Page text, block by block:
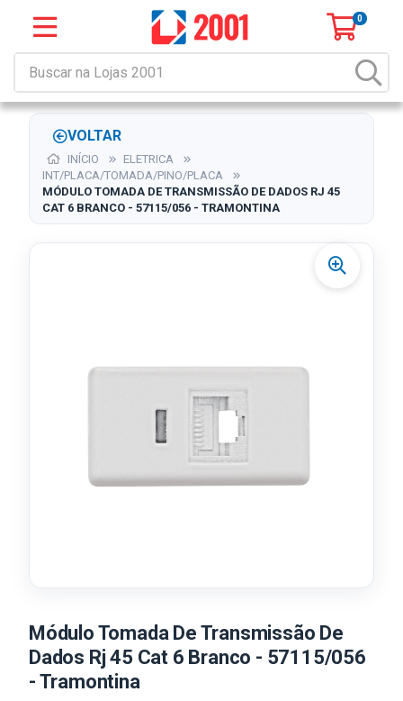
0
VOLTAR
INÍCIO
ELETRICA
INT/PLACA/TOMADA/PINO/PLACA
MÓDULO TOMADA DE TRANSMISSÃO DE DADOS RJ 45
CAT 6 BRANCO - 57115/056 - TRAMONTINA
Módulo Tomada De Transmissão De
Dados Rj 45 Cat 6 Branco - 57115/056
- Tramontina